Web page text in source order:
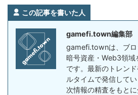
この記事を書いた人
gamefi.town編集部
gamefi.townは、ブロ
暗号資産・Web3領域
です。最新のトレン
ルタイムで発信して
次情報の精査をもと